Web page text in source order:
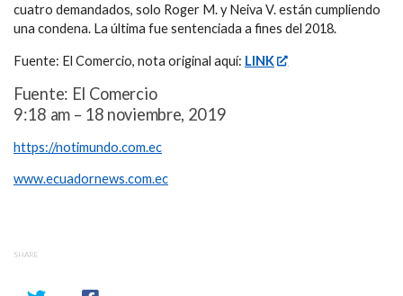
cuatro demandados, solo Roger M. y Neiva V. están cumpliendo
una condena. La última fue sentenciada a fines del 2018.
Fuente: El Comercio, nota original aquí: LINK
Fuente: El Comercio
9:18 am – 18 noviembre, 2019
https://notimundo.com.ec
www.ecuadornews.com.ec
SHARE